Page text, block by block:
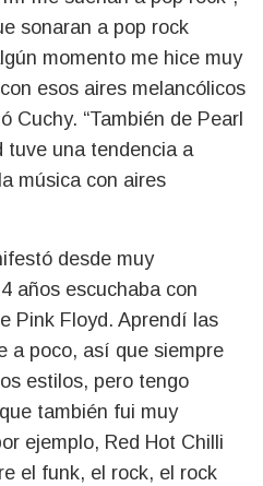
sonaran a pop rock
momento me hice muy
esos aires melancólicos
Cuchy. “También de Pearl
tuve una tendencia a
música con aires
desde muy
años escuchaba con
Pink Floyd. Aprendí las
a poco, así que siempre
estilos, pero tengo
también fui muy
ejemplo, Red Hot Chilli
el funk, el rock, el rock